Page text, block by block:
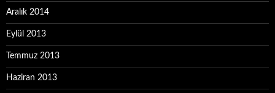
Aralık 2014
Eylül 2013
Temmuz 2013
Haziran 2013